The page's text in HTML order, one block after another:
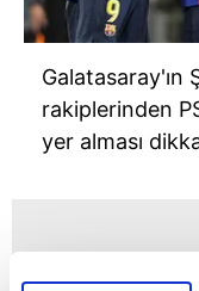
Galatasaray'ın
rakiplerinden
yer alması